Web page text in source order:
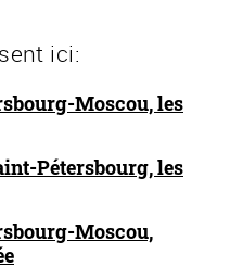
ici:
Moscou, les
Pétersbourg, les
Moscou,